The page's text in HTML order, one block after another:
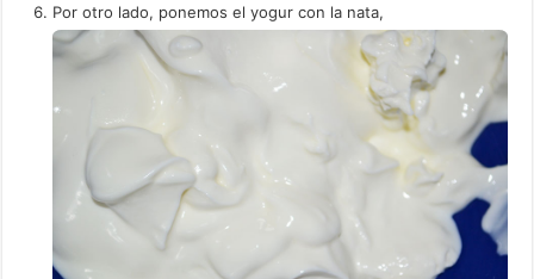
Por otro lado, ponemos el yogur con la nata,